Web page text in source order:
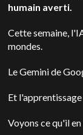
humain averti.
Cette semaine,
mondes.
Le Gemini de
Et
Voyons ce qu'il en